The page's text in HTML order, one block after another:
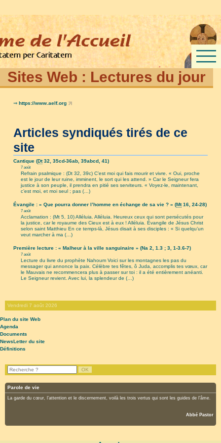
Sites Web : Lectures du jour
⇒ https://www.aelf.org
Articles syndiqués tirés de ce
site
Cantique (Dt32, 35cd-36ab, 39abcd, 41)
7 août
Refrain psalmique : (Dt 32, 39c) C’est moi qui fais mourir et vivre. « Oui, proche
est le jour de leur ruine, imminent, le sort qui les attend. » Car le Seigneur fera
justice à son peuple, il prendra en pitié ses serviteurs. « Voyez-le, maintenant,
c’est moi, et moi seul ; pas (…)
Évangile : « Que pourra donner l’homme en échange de sa vie ? » (Mt16, 24-28)
7 août
Acclamation : (Mt 5, 10) Alléluia. Alléluia. Heureux ceux qui sont persécutés pour
la justice, car le royaume des Cieux est à eux ! Alléluia. Évangile de Jésus Christ
selon saint Matthieu En ce temps-là, Jésus disait à ses disciples : « Si quelqu’un
veut marcher à ma (…)
Première lecture : « Malheur à la ville sanguinaire » (Na 2, 1.3 ; 3, 1-3.6-7)
7 août
Lecture du livre du prophète Nahoum Voici sur les montagnes les pas du
messager qui annonce la paix. Célèbre tes fêtes, ô Juda, accomplis tes vœux, car
le Mauvais ne recommencera plus à passer sur toi : il a été entièrement anéanti.
Le Seigneur revient. Avec lui, la splendeur de (…)
Vendredi 7 août 2026
Plan du site Web
Agenda
Documents
NewsLetter du site
Définitions
Parole de vie
La garde du cœur, l’attention et le discernement, voilà les trois vertus qui sont les guides de l’âme.
Abbé Pastor